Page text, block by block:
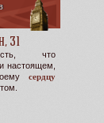
31
что
настоящем,
сердцу